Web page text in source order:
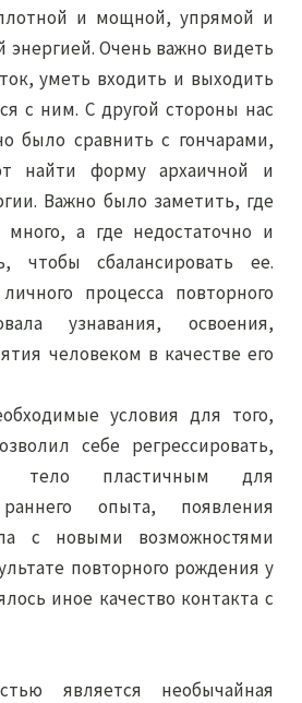
плотной и мощной, упрямой и
энергией. Очень важно видеть
уметь входить и выходить
с ним. С другой стороны нас
было сравнить с гончарами,
найти форму архаичной и
Важно было заметить, где
а где недостаточно и
чтобы сбалансировать ее.
процесса повторного
узнавания, освоения,
человеком в качестве его
условия для того,
себе регрессировать,
тело пластичным для
опыта, появления
с новыми возможностями
повторного рождения у
иное качество контакта с
является необычайная